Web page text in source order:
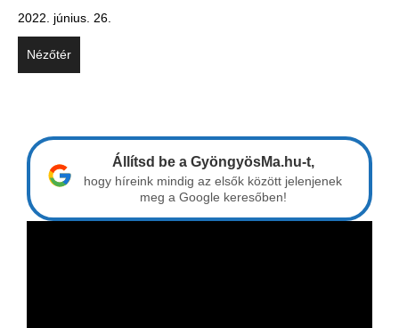
2022. június. 26.
Nézőtér
Állítsd be a GyöngyösMa.hu-t,
hogy híreink mindig az elsők között jelenjenek
meg a Google keresőben!